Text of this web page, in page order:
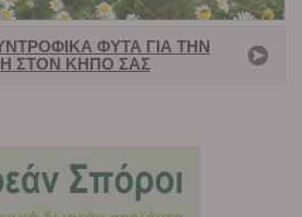
ΦΥΤΆ ΓΙΑ ΤΗΝ
ΣΤΟΝ ΚΉΠΟ ΣΑΣ